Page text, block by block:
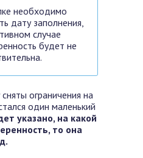
необходимо
дату заполнения,
случае
будет не
ограничения на
один маленький
указано, на какой
то она